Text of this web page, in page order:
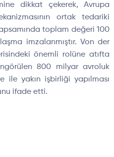
dikkat çekerek, Avrupa
ortak tedariki
toplam değeri 100
imzalanmıştır. Von der
önemli rolüne atıfta
800 milyar avroluk
ile yakın işbirliği yapılması
ifade etti.